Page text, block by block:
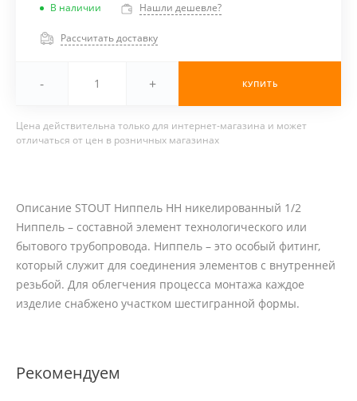
В наличии Нашли дешевле?
Рассчитать доставку
- + КУПИТЬ
Цена действительна только для интернет-магазина и может
отличаться от цен в розничных магазинах
Описание STOUT Ниппель HH никелированный 1/2
Ниппель – составной элемент технологического или
бытового трубопровода. Ниппель – это особый фитинг,
который служит для соединения элементов с внутренней
резьбой. Для облегчения процесса монтажа каждое
изделие снабжено участком шестигранной формы.
Рекомендуем